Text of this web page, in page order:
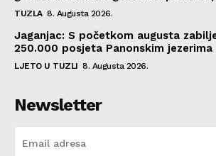
TUZLA 8. Augusta 2026.
Jaganjac: S početkom augusta
250.000 posjeta Panonskim jezerima
LJETO U TUZLI 8. Augusta 2026.
Newsletter